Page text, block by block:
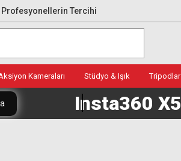
Profesyonellerin Tercihi
Kameraları Stüdyo & Işık Tripodlar
Insta360 X5